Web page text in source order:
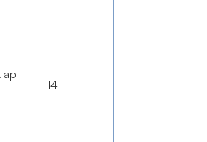
14